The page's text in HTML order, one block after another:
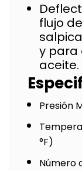
flujo
y para
aceite.
Presión
°F)
Número